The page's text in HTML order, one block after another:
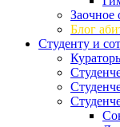
Заочное
Блог
Студенту и